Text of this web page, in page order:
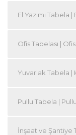
El Yazımı Tabela |
Ofis Tabelası |
Yuvarlak Tabela |
Pullu Tabela |
İnşaat ve Şantiye